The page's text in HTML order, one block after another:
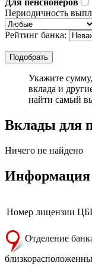
Периодичность
Рейтинг банка:
Укажите
вклада и
найти самый
Вклады для
Ничего не найдено
Информация
Номер лицензии
Отделение